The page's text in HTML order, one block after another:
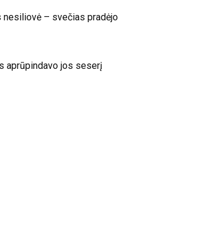
nesiliovė – svečias pradėjo
aprūpindavo jos seserį